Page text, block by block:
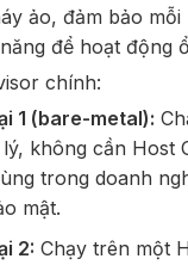
ảo, đảm bảo mỗi
để hoạt động
chính:
1 (bare-metal):
không cần Host
trong doanh
mật.
2: Chạy trên một